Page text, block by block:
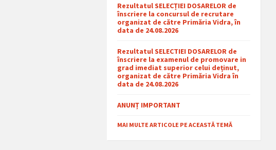
Rezultatul SELECȚIEI DOSARELOR de
înscriere la concursul de recrutare
organizat de către Primăria Vidra, în
data de 24.08.2026
Rezultatul SELECTIEI DOSARELOR de
înscriere la examenul de promovare in
grad imediat superior celui deținut,
organizat de către Primăria Vidra în
data de 24.08.2026
ANUNȚ IMPORTANT
MAI MULTE ARTICOLE PE ACEASTĂ TEMĂ